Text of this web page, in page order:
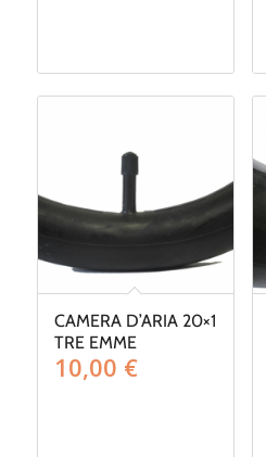
CAMERA D’ARIA 20×1
TRE EMME
10,00 €